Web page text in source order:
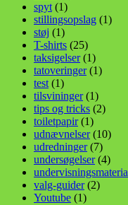
spyt (1)
stillingsopslag (1)
støj (1)
T-shirts (25)
taksigelser(1)
tatoveringer(1)
test (1)
tilsvininger(1)
tips og tricks (2)
toiletpapir(1)
udnævnelser(10)
udredninger(7)
undersøgelser(4)
valg-guider(2)
Youtube (1)